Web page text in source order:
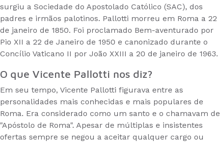
surgiu a Sociedade do Apostolado Católico (SAC), dos
padres e irmãos palotinos. Pallotti morreu em Roma a 22
de janeiro de 1850. Foi proclamado Bem-aventurado por
Pio XII a 22 de Janeiro de 1950 e canonizado durante o
Concílio Vaticano II por João XXIII a 20 de janeiro de 1963.
O que Vicente Pallotti nos diz?
Em seu tempo, Vicente Pallotti figurava entre as
personalidades mais conhecidas e mais populares de
Roma. Era considerado como um santo e o chamavam de
"Apóstolo de Roma". Apesar de múltiplas e insistentes
ofertas sempre se negou a aceitar qualquer cargo ou